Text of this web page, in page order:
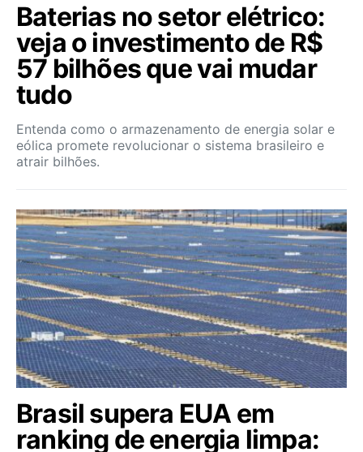
Baterias no setor elétrico:
veja o investimento de R$
57 bilhões que vai mudar
tudo
Entenda como o armazenamento de energia solar e
eólica promete revolucionar o sistema brasileiro e
atrair bilhões.
Brasil supera EUA em
ranking de energia limpa: